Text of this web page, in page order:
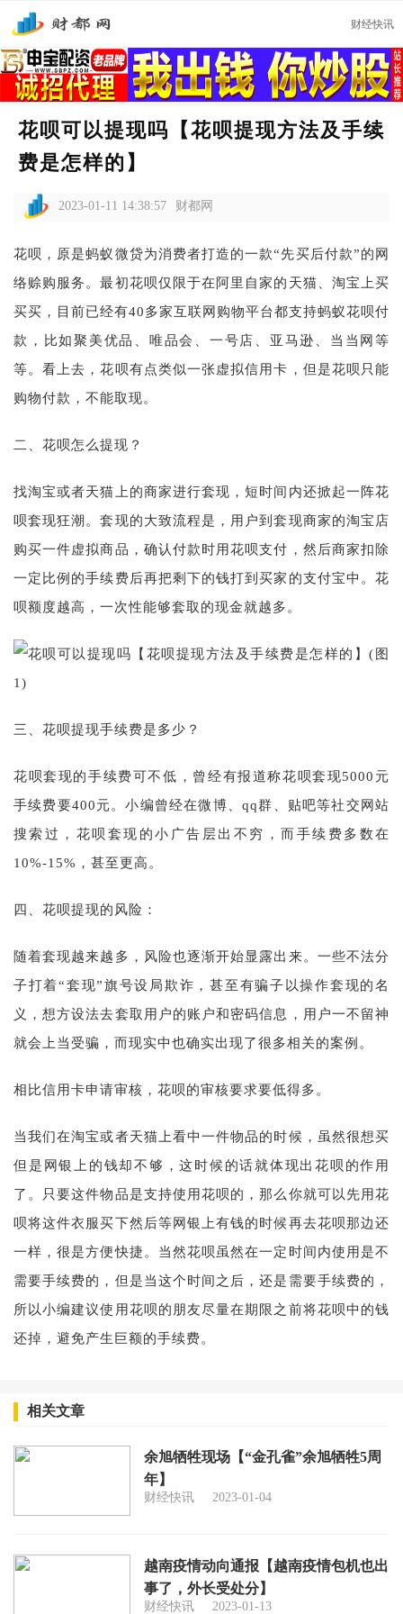
财经快讯
花呗可以提现吗【花呗提现方法及手续
费是怎样的】
2023-01-11 14:38:57 财都网
花呗，原是蚂蚁微贷为消费者打造的一款“先买后付款”的网
络赊购服务。最初花呗仅限于在阿里自家的天猫、淘宝上买
买买，目前已经有40多家互联网购物平台都支持蚂蚁花呗付
款，比如聚美优品、唯品会、一号店、亚马逊、当当网等
等。看上去，花呗有点类似一张虚拟信用卡，但是花呗只能
购物付款，不能取现。
二、花呗怎么提现？
找淘宝或者天猫上的商家进行套现，短时间内还掀起一阵花
呗套现狂潮。套现的大致流程是，用户到套现商家的淘宝店
购买一件虚拟商品，确认付款时用花呗支付，然后商家扣除
一定比例的手续费后再把剩下的钱打到买家的支付宝中。花
呗额度越高，一次性能够套取的现金就越多。
三、花呗提现手续费是多少？
花呗套现的手续费可不低，曾经有报道称花呗套现5000元
手续费要400元。小编曾经在微博、qq群、贴吧等社交网站
搜索过，花呗套现的小广告层出不穷，而手续费多数在
10%-15%，甚至更高。
四、花呗提现的风险：
随着套现越来越多，风险也逐渐开始显露出来。一些不法分
子打着“套现”旗号设局欺诈，甚至有骗子以操作套现的名
义，想方设法去套取用户的账户和密码信息，用户一不留神
就会上当受骗，而现实中也确实出现了很多相关的案例。
相比信用卡申请审核，花呗的审核要求要低得多。
当我们在淘宝或者天猫上看中一件物品的时候，虽然很想买
但是网银上的钱却不够，这时候的话就体现出花呗的作用
了。只要这件物品是支持使用花呗的，那么你就可以先用花
呗将这件衣服买下然后等网银上有钱的时候再去花呗那边还
一样，很是方便快捷。当然花呗虽然在一定时间内使用是不
需要手续费的，但是当这个时间之后，还是需要手续费的，
所以小编建议使用花呗的朋友尽量在期限之前将花呗中的钱
还掉，避免产生巨额的手续费。
相关文章
余旭牺牲现场【“金孔雀”余旭牺牲5周
年】
财经快讯 2023-01-04
越南疫情动向通报【越南疫情包机也出
事了，外长受处分】
财经快讯 2023-01-13